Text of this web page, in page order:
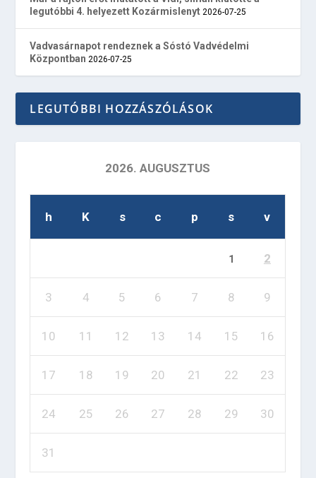
legutóbbi 4. helyezett Kozármislenyt 2026-07-25
Vadvasárnapot rendeznek a Sóstó Vadvédelmi
Központban 2026-07-25
LEGUTÓBBI HOZZÁSZÓLÁSOK
2026. AUGUSZTUS
h K s c p s v
1 2
3 4 5 6 7 8 9
10 11 12 13 14 15 16
17 18 19 20 21 22 23
24 25 26 27 28 29 30
31